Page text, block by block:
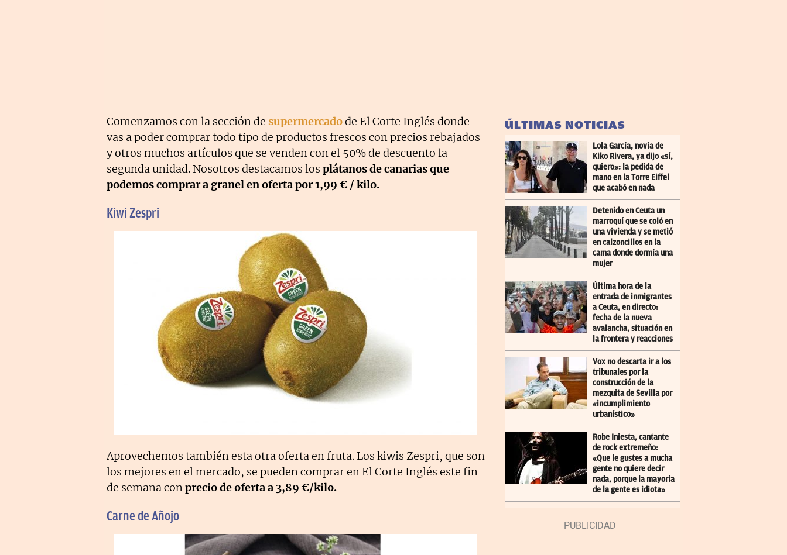
Comenzamos con la sección de supermercadode El Corte Inglés donde
vas a poder comprar todo tipo de productos frescos con precios rebajados
y otros muchos artículos que se venden con el 50% de descuento la
segunda unidad. Nosotros destacamos los plátanos de canarias que
podemos comprar a granel en oferta por 1,99 € / kilo.
Kiwi Zespri
Aprovechemos también esta otra oferta en fruta. Los kiwis Zespri, que son
los mejores en el mercado, se pueden comprar en El Corte Inglés este fin
de semana conprecio de oferta a 3,89 €/kilo.
Carne de Añojo
ÚLTIMAS NOTICIAS
Lola García, novia de
Kiko Rivera, ya dijo «sí,
quiero»: la pedida de
mano en la Torre Eiffel
que acabó en nada
Detenido en Ceuta un
marroquí que se coló en
una vivienda y se metió
en calzoncillos en la
cama donde dormía una
mujer
Última hora de la
entrada de inmigrantes
a Ceuta, en directo:
fecha de la nueva
avalancha, situación en
la frontera y reacciones
Vox no descarta ir a los
tribunales por la
construcción de la
mezquita de Sevilla por
«incumplimiento
urbanístico»
Robe Iniesta, cantante
de rock extremeño:
«Que le gustes a mucha
gente no quiere decir
nada, porque la mayoría
de la gente es idiota»